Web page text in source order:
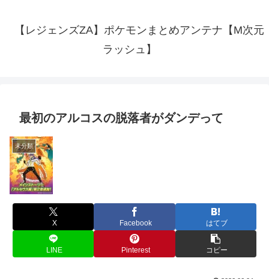
【レジェンズZA】ポケモンまとめアンテナ【M次元
ラッシュ】
最初のアルコスの脱落者がダンデって
未分類
X Facebook はてブ
LINE Pinterest コピー